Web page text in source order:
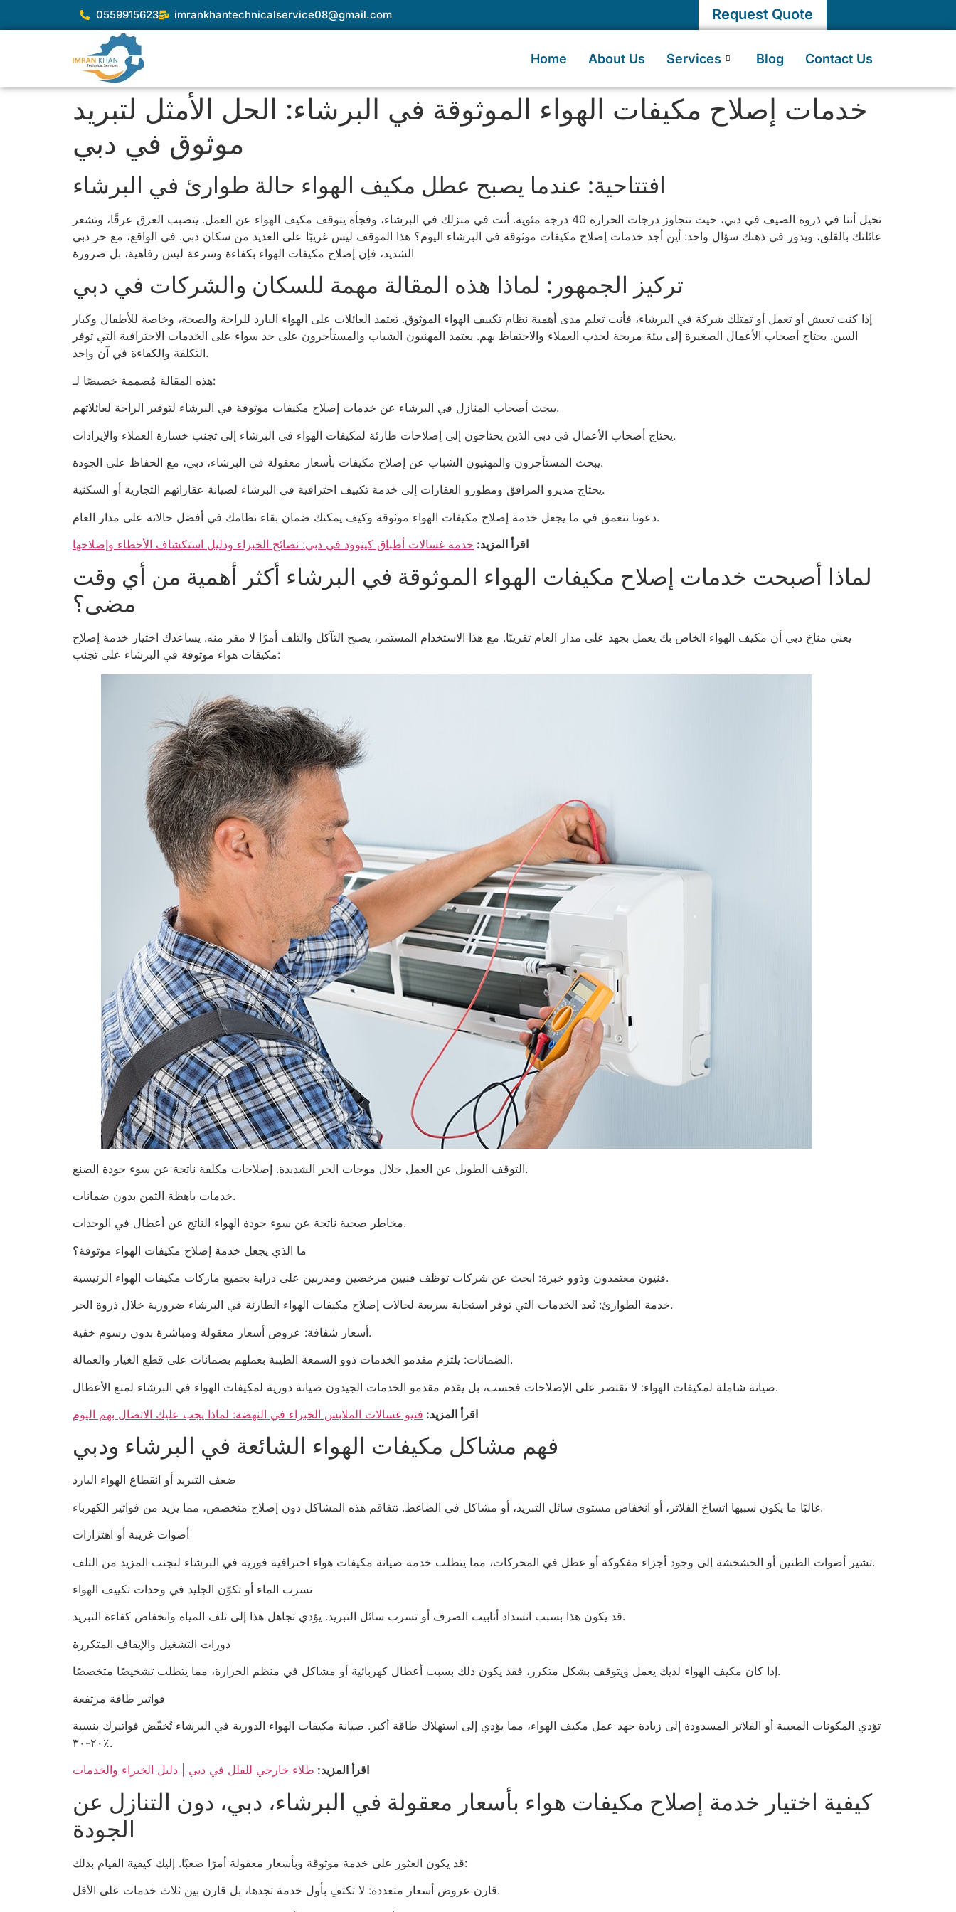
0559915623 imrankhantechnicalservice08@gmail.com Request Quote
Home About Us Services Blog Contact Us
خدمات إصلاح مكيفات الهواء الموثوقة في البرشاء: الحل الأمثل لتبريد
موثوق في دبي
افتتاحية: عندما يصبح عطل مكيف الهواء حالة طوارئ في البرشاء
تخيل أننا في ذروة الصيف في دبي، حيث تتجاوز درجات الحرارة 40 درجة مئوية. أنت في منزلك في البرشاء، وفجأة يتوقف مكيف الهواء عن العمل. يتصبب العرق عرقًا، وتشعر
عائلتك بالقلق، ويدور في ذهنك سؤال واحد: أين أجد خدمات إصلاح مكيفات موثوقة في البرشاء اليوم؟ هذا الموقف ليس غريبًا على العديد من سكان دبي. في الواقع، مع حر دبي
الشديد، فإن إصلاح مكيفات الهواء بكفاءة وسرعة ليس رفاهية، بل ضرورة
تركيز الجمهور: لماذا هذه المقالة مهمة للسكان والشركات في دبي
إذا كنت تعيش أو تعمل أو تمتلك شركة في البرشاء، فأنت تعلم مدى أهمية نظام تكييف الهواء الموثوق. تعتمد العائلات على الهواء البارد للراحة والصحة، وخاصة للأطفال وكبار
السن. يحتاج أصحاب الأعمال الصغيرة إلى بيئة مريحة لجذب العملاء والاحتفاظ بهم. يعتمد المهنيون الشباب والمستأجرون على حد سواء على الخدمات الاحترافية التي توفر
التكلفة والكفاءة في آن واحد.
هذه المقالة مُصممة خصيصًا لـ:
يبحث أصحاب المنازل في البرشاء عن خدمات إصلاح مكيفات موثوقة في البرشاء لتوفير الراحة لعائلاتهم.
يحتاج أصحاب الأعمال في دبي الذين يحتاجون إلى إصلاحات طارئة لمكيفات الهواء في البرشاء إلى تجنب خسارة العملاء والإيرادات.
يبحث المستأجرون والمهنيون الشباب عن إصلاح مكيفات بأسعار معقولة في البرشاء، دبي، مع الحفاظ على الجودة.
يحتاج مديرو المرافق ومطورو العقارات إلى خدمة تكييف احترافية في البرشاء لصيانة عقاراتهم التجارية أو السكنية.
دعونا نتعمق في ما يجعل خدمة إصلاح مكيفات الهواء موثوقة وكيف يمكنك ضمان بقاء نظامك في أفضل حالاته على مدار العام.
اقرأ المزيد: خدمة غسالات أطباق كينوود في دبي: نصائح الخبراء ودليل استكشاف الأخطاء وإصلاحها
لماذا أصبحت خدمات إصلاح مكيفات الهواء الموثوقة في البرشاء أكثر أهمية من أي وقت
مضى؟
يعني مناخ دبي أن مكيف الهواء الخاص بك يعمل بجهد على مدار العام تقريبًا. مع هذا الاستخدام المستمر، يصبح التآكل والتلف أمرًا لا مفر منه. يساعدك اختيار خدمة إصلاح
مكيفات هواء موثوقة في البرشاء على تجنب:
التوقف الطويل عن العمل خلال موجات الحر الشديدة. إصلاحات مكلفة ناتجة عن سوء جودة الصنع.
خدمات باهظة الثمن بدون ضمانات.
مخاطر صحية ناتجة عن سوء جودة الهواء الناتج عن أعطال في الوحدات.
ما الذي يجعل خدمة إصلاح مكيفات الهواء موثوقة؟
فنيون معتمدون وذوو خبرة: ابحث عن شركات توظف فنيين مرخصين ومدربين على دراية بجميع ماركات مكيفات الهواء الرئيسية.
خدمة الطوارئ: تُعد الخدمات التي توفر استجابة سريعة لحالات إصلاح مكيفات الهواء الطارئة في البرشاء ضرورية خلال ذروة الحر.
أسعار شفافة: عروض أسعار معقولة ومباشرة بدون رسوم خفية.
الضمانات: يلتزم مقدمو الخدمات ذوو السمعة الطيبة بعملهم بضمانات على قطع الغيار والعمالة.
صيانة شاملة لمكيفات الهواء: لا تقتصر على الإصلاحات فحسب، بل يقدم مقدمو الخدمات الجيدون صيانة دورية لمكيفات الهواء في البرشاء لمنع الأعطال.
اقرأ المزيد: فنيو غسالات الملابس الخبراء في النهضة: لماذا يجب عليك الاتصال بهم اليوم
فهم مشاكل مكيفات الهواء الشائعة في البرشاء ودبي
ضعف التبريد أو انقطاع الهواء البارد
غالبًا ما يكون سببها اتساخ الفلاتر، أو انخفاض مستوى سائل التبريد، أو مشاكل في الضاغط. تتفاقم هذه المشاكل دون إصلاح متخصص، مما يزيد من فواتير الكهرباء.
أصوات غريبة أو اهتزازات
تشير أصوات الطنين أو الخشخشة إلى وجود أجزاء مفكوكة أو عطل في المحركات، مما يتطلب خدمة صيانة مكيفات هواء احترافية فورية في البرشاء لتجنب المزيد من التلف.
تسرب الماء أو تكوّن الجليد في وحدات تكييف الهواء
قد يكون هذا بسبب انسداد أنابيب الصرف أو تسرب سائل التبريد. يؤدي تجاهل هذا إلى تلف المياه وانخفاض كفاءة التبريد.
دورات التشغيل والإيقاف المتكررة
إذا كان مكيف الهواء لديك يعمل ويتوقف بشكل متكرر، فقد يكون ذلك بسبب أعطال كهربائية أو مشاكل في منظم الحرارة، مما يتطلب تشخيصًا متخصصًا.
فواتير طاقة مرتفعة
تؤدي المكونات المعيبة أو الفلاتر المسدودة إلى زيادة جهد عمل مكيف الهواء، مما يؤدي إلى استهلاك طاقة أكبر. صيانة مكيفات الهواء الدورية في البرشاء تُخفّض فواتيرك بنسبة
٢٠-٣٠٪.
اقرأ المزيد: طلاء خارجي للفلل في دبي | دليل الخبراء والخدمات
كيفية اختيار خدمة إصلاح مكيفات هواء بأسعار معقولة في البرشاء، دبي، دون التنازل عن
الجودة
قد يكون العثور على خدمة موثوقة وبأسعار معقولة أمرًا صعبًا. إليك كيفية القيام بذلك:
قارن عروض أسعار متعددة: لا تكتفِ بأول خدمة تجدها، بل قارن بين ثلاث خدمات على الأقل.